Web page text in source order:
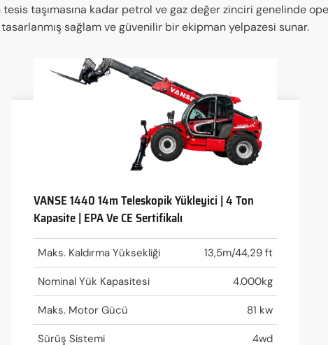
tesis taşımasına kadar petrol ve gaz değer zinciri genelinde
tasarlanmış sağlam ve güvenilir bir ekipman yelpazesi sunar.
VANSE 1440 14m Teleskopik Yükleyici | 4 Ton
Kapasite | EPA Ve CE Sertifikalı
Maks. Kaldırma Yüksekliği 13,5m/44,29 ft
Nominal Yük Kapasitesi 4.000kg
Maks. Motor Gücü 81 kw
Sürüş Sistemi 4wd